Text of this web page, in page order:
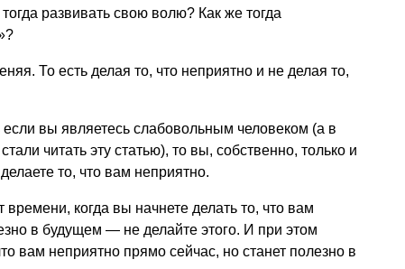
развивать свою волю? Как же тогда
То есть делая то, что неприятно и не делая то,
если вы являетесь слабовольным человеком (а в
читать эту статью), то вы, собственно, только и
то, что вам неприятно.
когда вы начнете делать то, что вам
в будущем — не делайте этого. И при этом
вам неприятно прямо сейчас, но станет полезно в